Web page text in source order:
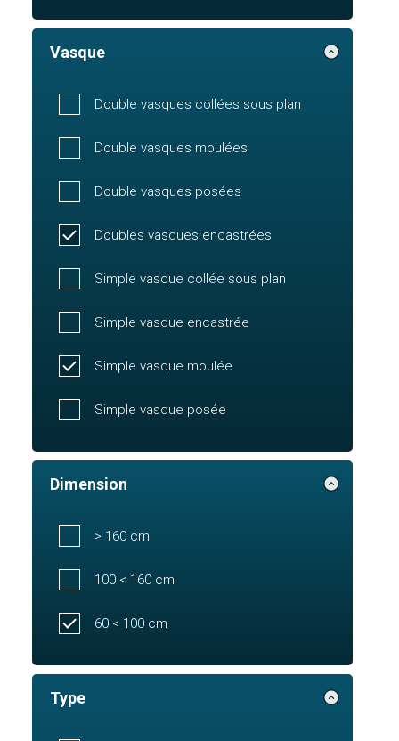
Vasque
Double vasques collées sous plan
Double vasques moulées
Double vasques posées
Doubles vasques encastrées
Simple vasque collée sous plan
Simple vasque encastrée
Simple vasque moulée
Simple vasque posée
Dimension
> 160 cm
100 < 160 cm
60 < 100 cm
Type